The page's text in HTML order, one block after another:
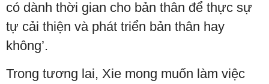
có dành thời gian cho bản thân để thực sự
tự cải thiện và phát triển bản thân hay
không’.
Trong tương lai, Xie mong muốn làm việc